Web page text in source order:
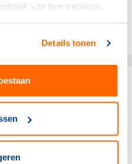
van hun services.
Details tonen
de Langen
TeamNL bij